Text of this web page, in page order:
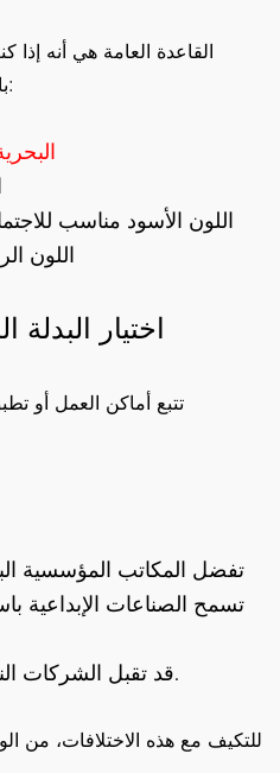
القاعدة العامة هي أنه إذا
بالنطاق الكلاسيكي، مثل ما يلي:
اللون الأسود مناسب
اللون
اختيار
تتبع أماكن العمل أو
تفضل المكاتب المؤسسية
تسمح الصناعات الإبداعية
قد تقبل الشركات الناشئة فرق عمل أقل تنظيماً.
للتكيف مع هذه الاختلافات، من